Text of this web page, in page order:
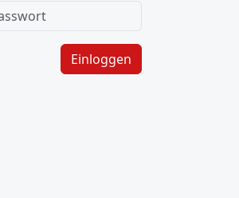
Einloggen